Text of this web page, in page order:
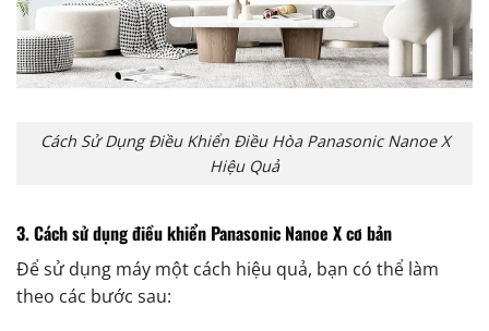
Cách Sử Dụng Điều Khiển Điều Hòa Panasonic Nanoe X
Hiệu Quả
3. Cách sử dụng điều khiển Panasonic Nanoe X cơ bản
Để sử dụng máy một cách hiệu quả, bạn có thể làm
theo các bước sau: